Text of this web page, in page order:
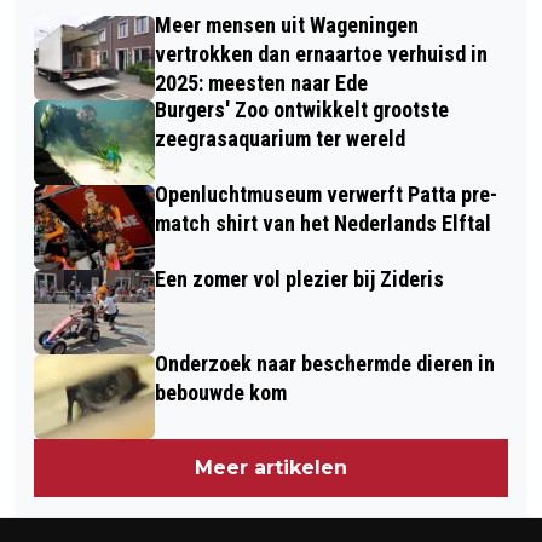
HELEMAAL KLAAR VOOR DE
VIERDAAGSE
WOONLOCATIE MET TROPISCH
FEESTJE
Meer mensen uit Wageningen
vertrokken dan ernaartoe verhuisd in
2025: meesten naar Ede
Burgers' Zoo ontwikkelt grootste
zeegrasaquarium ter wereld
Openluchtmuseum verwerft Patta pre-
match shirt van het Nederlands Elftal
Een zomer vol plezier bij Zideris
Onderzoek naar beschermde dieren in
bebouwde kom
Meer artikelen